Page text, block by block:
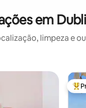
em
limpeza e